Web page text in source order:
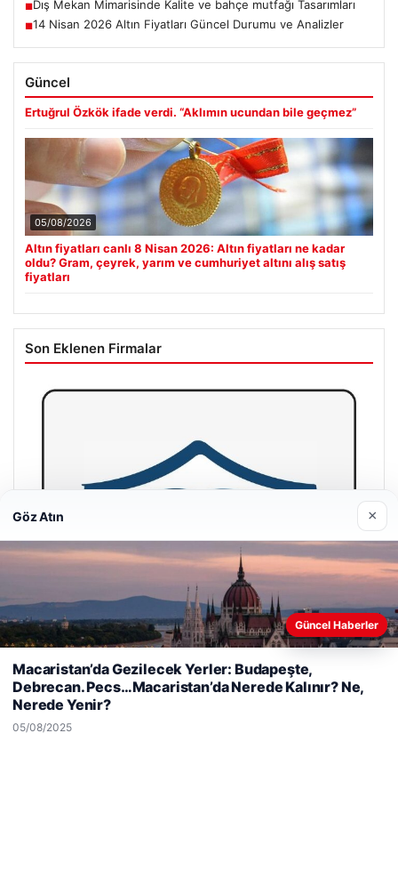
■Dış Mekan Mimarisinde Kalite ve bahçe mutfağı Tasarımları
■14 Nisan 2026 Altın Fiyatları Güncel Durumu ve Analizler
Güncel
Ertuğrul Özkök ifade verdi. “Aklımın ucundan bile geçmez”
05/08/2026
Altın fiyatları canlı 8 Nisan 2026: Altın fiyatları ne kadar
oldu? Gram, çeyrek, yarım ve cumhuriyet altını alış satış
fiyatları
Son Eklenen Firmalar
Hastaş Beton
deneyiminizi kişiselleştirmek ve geliştirmek amacıyla çerezler
kullanıyoruz.Çerez Politikamız
Göz Atın ×
Güncel Haberler
Macaristan’da Gezilecek Yerler: Budapeşte,
Debrecan. Pecs…Macaristan’da Nerede Kalınır? Ne,
Nerede Yenir?
05/08/2025